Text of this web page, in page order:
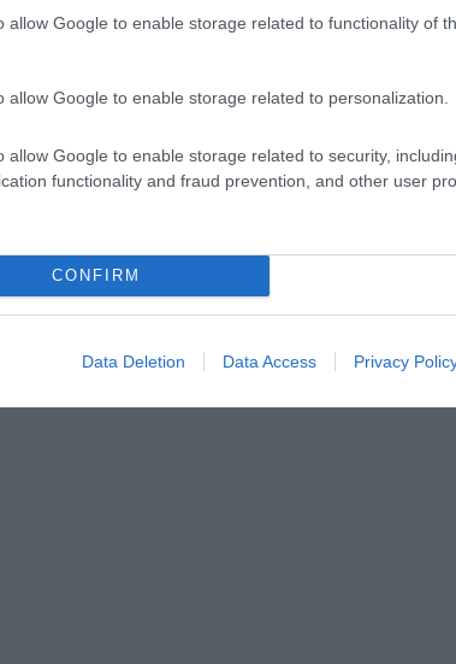
allow Google to enable storage related to functionality of
allow Google to enable storage related to personalization.
allow Google to enable storage related to security,
functionality and fraud prevention, and other user
CONFIRM
Data Deletion Data Access Privacy